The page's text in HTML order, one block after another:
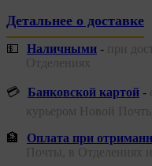
Детальнее о доставке
💵 Наличными - при
Отделениях
💳 Банковской картой -
курьером Новой
🏦
Оплата при
Почты, в Отделениях